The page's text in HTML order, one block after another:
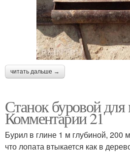
читать дальше →
Станок буровой для
Комментарии 21
Бурил в глине 1 м глубиной, 200
что лопата втыкается как в